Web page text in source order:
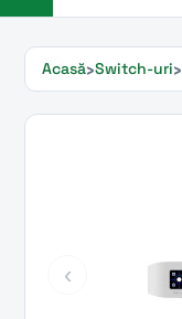
Acasă Switch-uri
‹